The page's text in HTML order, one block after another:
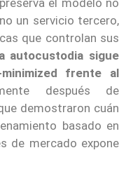
un servicio tercero,
que controlan sus
autocustodia sigue
frente al
después de
demostraron cuán
basado en
de mercado expone